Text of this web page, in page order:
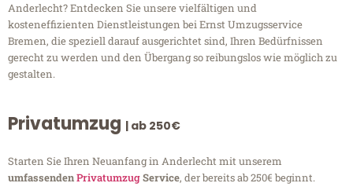
Anderlecht? Entdecken Sie unsere vielfältigen und
kosteneffizienten Dienstleistungen bei Ernst Umzugsservice
Bremen, die speziell darauf ausgerichtet sind, Ihren Bedürfnissen
gerecht zu werden und den Übergang so reibungslos wie möglich zu
gestalten.
Privatumzug | ab 250€
Starten Sie Ihren Neuanfang in Anderlecht mit unserem
umfassendenPrivatumzugService, der bereits ab 250€ beginnt.